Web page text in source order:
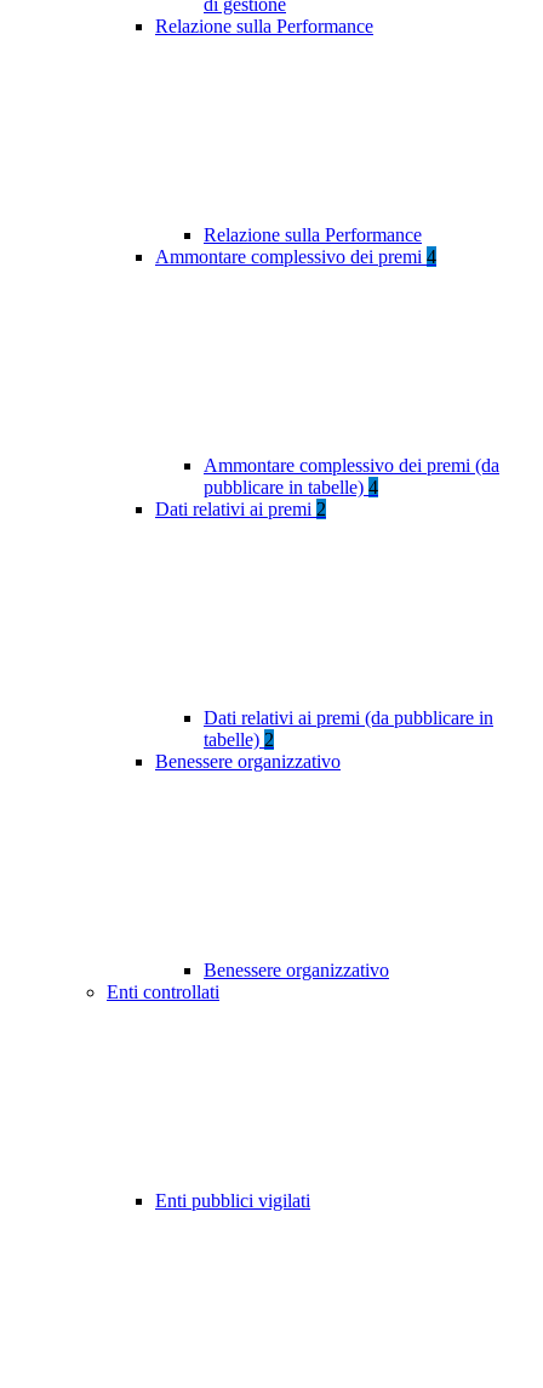
di gestione
Relazione sulla Performance
Relazione sulla Performance
Ammontare complessivo dei premi 4
Ammontare complessivo dei premi (da
pubblicare in tabelle) 4
Dati relativi ai premi 2
Dati relativi ai premi (da pubblicare in
tabelle) 2
Benessere organizzativo
Benessere organizzativo
Enti controllati
Enti pubblici vigilati